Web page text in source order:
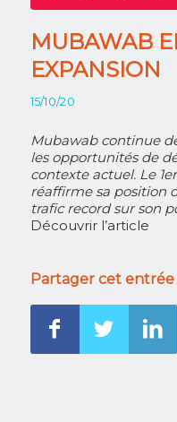
MUBAWAB
EXPANSION
15/10/20
Mubawab continue
les opportunités de
contexte actuel. Le
réaffirme sa position
trafic record sur son
Découvrir l’article
Partager cet entrée